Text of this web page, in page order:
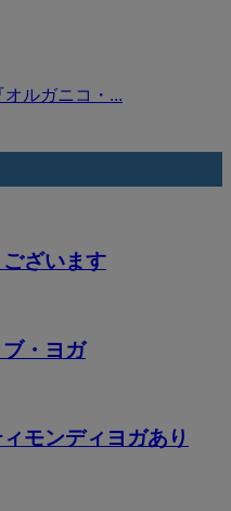
ルガニコ・...
ざいます
・ヨガ
モンディヨガあり